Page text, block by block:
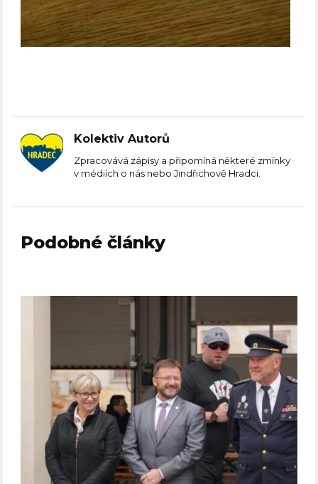
Kolektiv Autorů
Zpracovává zápisy a připomíná některé zmínky
v médiích o nás nebo Jindřichově Hradci.
Podobné články